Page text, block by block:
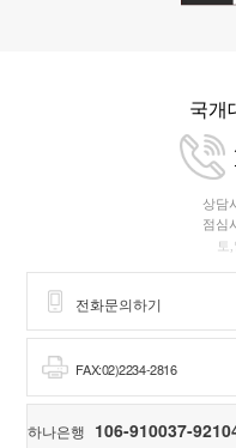
국개
상담
점심
토
전화문의하기
FAX:02)2234-2816
하나은행 106-910037-